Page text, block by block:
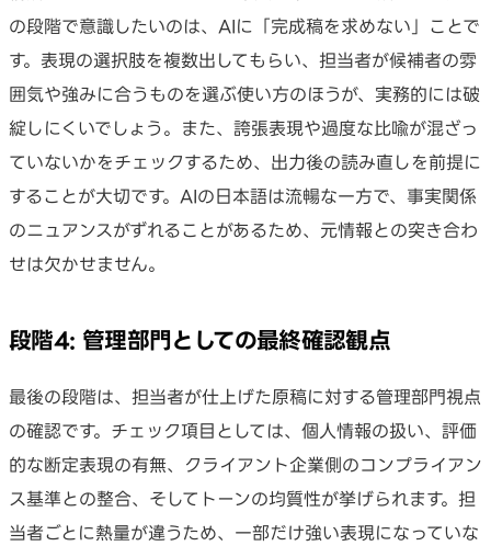
の段階で意識したいのは、AIに「完成稿を求めない」ことで
す。表現の選択肢を複数出してもらい、担当者が候補者の雰
囲気や強みに合うものを選ぶ使い方のほうが、実務的には破
綻しにくいでしょう。また、誇張表現や過度な比喩が混ざっ
ていないかをチェックするため、出力後の読み直しを前提に
することが大切です。AIの日本語は流暢な一方で、事実関係
のニュアンスがずれることがあるため、元情報との突き合わ
せは欠かせません。
段階4: 管理部門としての最終確認観点
最後の段階は、担当者が仕上げた原稿に対する管理部門視点
の確認です。チェック項目としては、個人情報の扱い、評価
的な断定表現の有無、クライアント企業側のコンプライアン
ス基準との整合、そしてトーンの均質性が挙げられます。担
当者ごとに熱量が違うため、一部だけ強い表現になっていな